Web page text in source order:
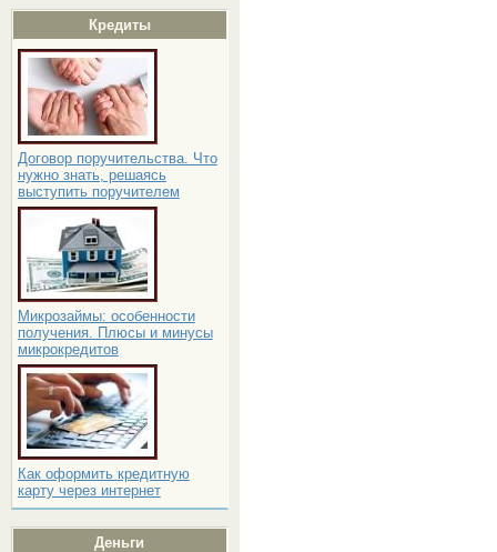
Кредиты
Договор поручительства. Что
нужно знать, решаясь
выступить поручителем
Микрозаймы: особенности
получения. Плюсы и минусы
микрокредитов
Как оформить кредитную
карту через интернет
Деньги